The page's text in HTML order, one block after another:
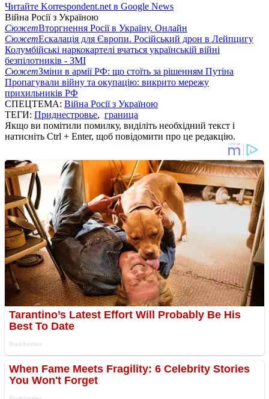
Читайте Korrespondent.net в Google News
Війна Росії з Україною
СюжетВторгнення Росії в Україну. Онлайн
СюжетЕскалація для Європи. Російський дрон в Лейпцигу
Колумбійські наркокартелі вчаться українській війні
безпілотників - ЗМІ
СюжетЗміни в армії РФ: що стоїть за рішенням Путіна
Пропагували війну та окупацію: викрито мережу
прихильників РФ
СПЕЦТЕМА: Війна Росії з Україною
ТЕГИ: Приднестровье, граница
Якщо ви помітили помилку, виділіть необхідний текст і
натисніть Ctrl + Enter, щоб повідомити про це редакцію.